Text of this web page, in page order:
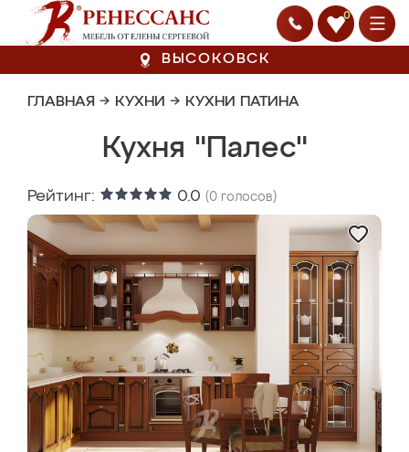
0
ВЫСОКОВСК
ГЛАВНАЯ → КУХНИ → КУХНИ ПАТИНА
Кухня "Палес"
Рейтинг: 0.0 (0 голосов)